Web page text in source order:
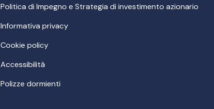
Politica di Impegno e Strategia di investimento azionario
Informativa privacy
Cookie policy
Accessibilità
Polizze dormienti